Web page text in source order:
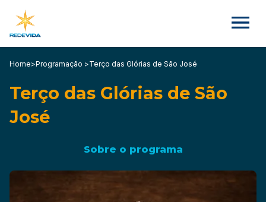
Home>Programação >Terço das Glórias de São José
Terço das Glórias de São
José
Sobre o programa